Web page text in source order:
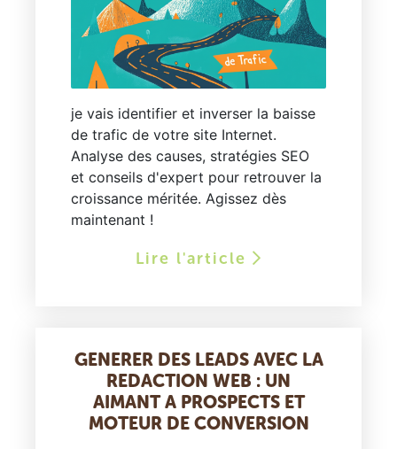
je vais identifier et inverser la baisse
de trafic de votre site Internet.
Analyse des causes, stratégies SEO
et conseils d'expert pour retrouver la
croissance méritée. Agissez dès
maintenant !
Lire l'article
GENERER DES LEADS AVEC LA
REDACTION WEB : UN
AIMANT A PROSPECTS ET
MOTEUR DE CONVERSION